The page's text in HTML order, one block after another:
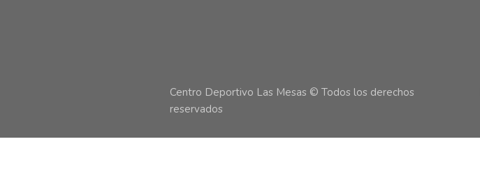
Centro Deportivo Las Mesas © Todos los derechos
reservados